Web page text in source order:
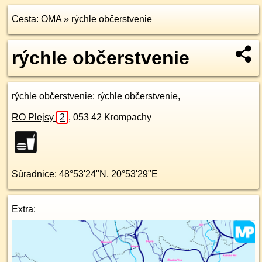
Cesta: OMA» rýchle občerstvenie
rýchle občerstvenie
rýchle občerstvenie: rýchle občerstvenie,
RO Plejsy 2 , 053 42 Krompachy
Súradnice: 48°53'24"N , 20°53'29"E
Extra: